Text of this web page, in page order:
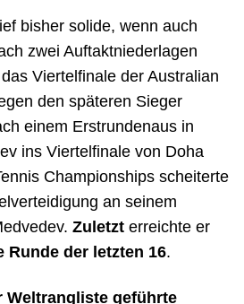
bisher solide, wenn auch
zwei Auftaktniederlagen
Viertelfinale der Australian
den späteren Sieger
einem Erstrundenaus in
ins Viertelfinale von Doha
Championships scheiterte
an seinem
Zuletzt erreichte er
Runde der letzten 16.
Weltrangliste geführte